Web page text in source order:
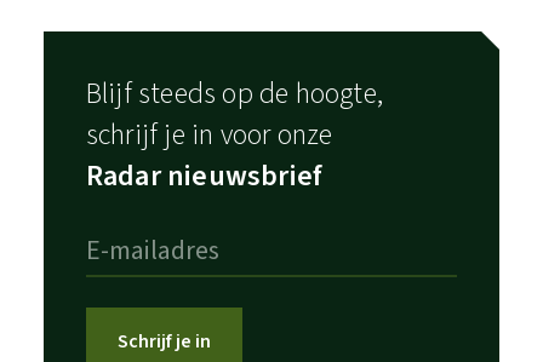
Blijf steeds op de hoogte,
schrijf je in voor onze
Radar nieuwsbrief
Schrijf je in